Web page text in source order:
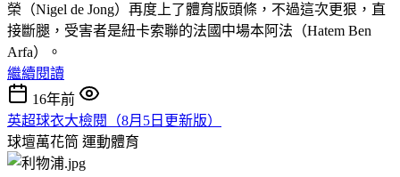
榮（Nigel de Jong）再度上了體育版頭條，不過這次更狠，直
接斷腿，受害者是紐卡索聯的法國中場本阿法（Hatem Ben
Arfa）。
繼續閱讀
16年前
英超球衣大檢閱（8月5日更新版）
球壇萬花筒 運動體育